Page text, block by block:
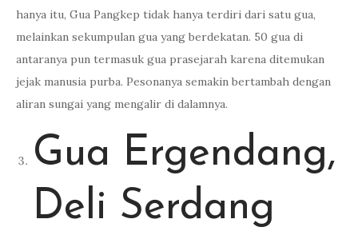
hanya itu, Gua Pangkep tidak hanya terdiri dari satu gua,
melainkan sekumpulan gua yang berdekatan. 50 gua di
antaranya pun termasuk gua prasejarah karena ditemukan
jejak manusia purba. Pesonanya semakin bertambah dengan
aliran sungai yang mengalir di dalamnya.
Gua Ergendang,
Deli Serdang